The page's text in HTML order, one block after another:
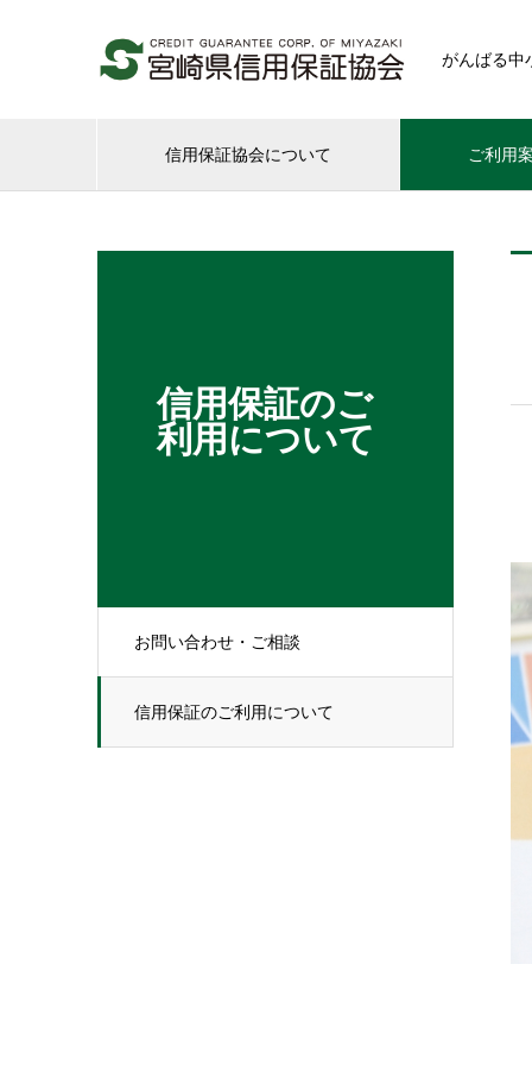
がんばる中
信用保証協会について ご利用
信用保証のご
利用について
お問い合わせ・ご相談
信用保証のご利用について